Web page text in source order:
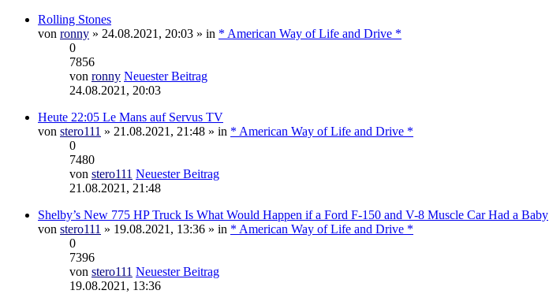
Rolling Stones
von ronny » 24.08.2021, 20:03 » in * American Way of Life and Drive *
0
7856
von ronny Neuester Beitrag
24.08.2021, 20:03
Heute 22:05 Le Mans auf Servus TV
von stero111 » 21.08.2021, 21:48 » in * American Way of Life and Drive *
0
7480
von stero111 Neuester Beitrag
21.08.2021, 21:48
Shelby’s New 775 HP Truck Is What Would Happen if a Ford F-150 and V-8 Muscle Car Had a Baby
von stero111 » 19.08.2021, 13:36 » in * American Way of Life and Drive *
0
7396
von stero111 Neuester Beitrag
19.08.2021, 13:36